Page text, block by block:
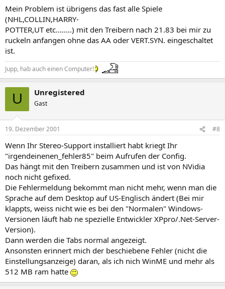
Mein Problem ist übrigens das fast alle Spiele
(NHL,COLLIN,HARRY-
POTTER,UT etc........) mit den Treibern nach 21.83 bei mir zu
ruckeln anfangen ohne das AA oder VERT.SYN. eingeschaltet
ist.
Jupp, hab auch einen Computer!
U Unregistered
Gast
19. Dezember 2001 #8
Wenn Ihr Stereo-Support installiert habt kriegt Ihr
"irgendeinenen_fehler85" beim Aufrufen der Config.
Das hängt mit den Treibern zusammen und ist von NVidia
noch nicht gefixed.
Die Fehlermeldung bekommt man nicht mehr, wenn man die
Sprache auf dem Desktop auf US-Englisch ändert (Bei mir
klappts, weiss nicht wie es bei den "Normalen" Windows-
Versionen läuft hab ne spezielle Entwickler XPpro/.Net-Server-
Version).
Dann werden die Tabs normal angezeigt.
Ansonsten erinnert mich der beschiebene Fehler (nicht die
Einstellungsanzeige) daran, als ich nich WinME und mehr als
512 MB ram hatte